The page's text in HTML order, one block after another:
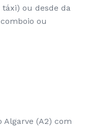
ou desde da
ou
Algarve (A2) com